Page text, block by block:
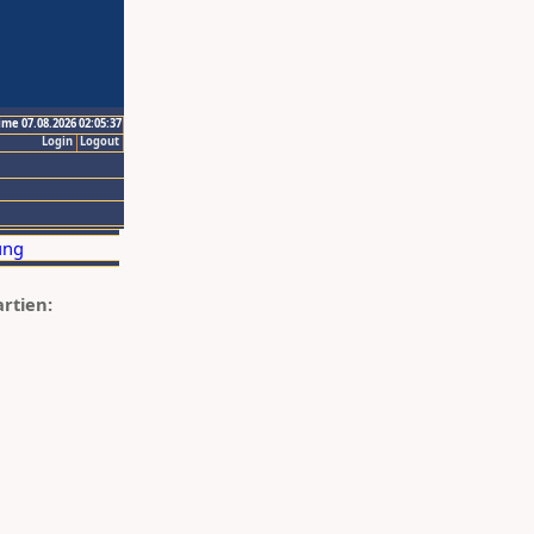
07.08.2026 02:05:37
Logout
Login